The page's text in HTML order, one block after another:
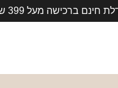
ברכישה מעל 399 ש״ח